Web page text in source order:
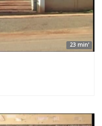
23 min'